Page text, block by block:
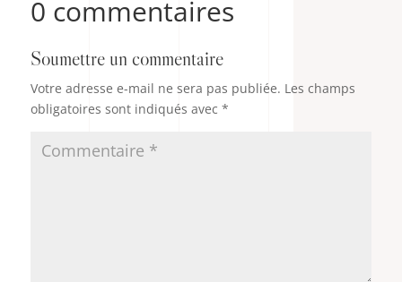
0 commentaires
Soumettre un commentaire
Votre adresse e-mail ne sera pas publiée. Les champs
obligatoires sont indiqués avec *